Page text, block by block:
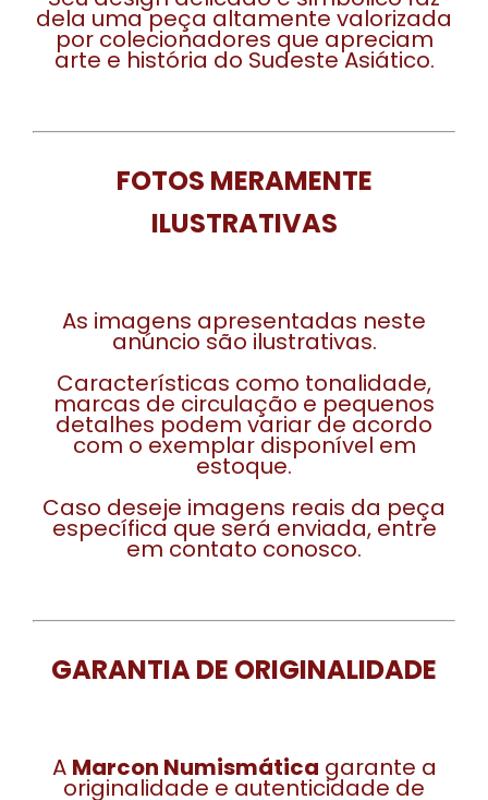
dela uma peça altamente valorizada
por colecionadores que apreciam
arte e história do Sudeste Asiático.
FOTOS MERAMENTE
ILUSTRATIVAS
As imagens apresentadas neste
anúncio são ilustrativas.
Características como tonalidade,
marcas de circulação e pequenos
detalhes podem variar de acordo
com o exemplar disponível em
estoque.
Caso deseje imagens reais da peça
específica que será enviada, entre
em contato conosco.
GARANTIA DE ORIGINALIDADE
A Marcon Numismática garante a
originalidade e autenticidade de